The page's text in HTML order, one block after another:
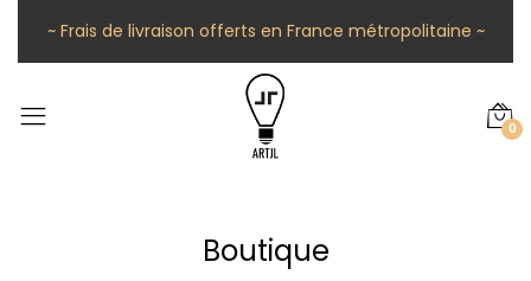
~ Frais de livraison offerts en France métropolitaine ~
0
Boutique